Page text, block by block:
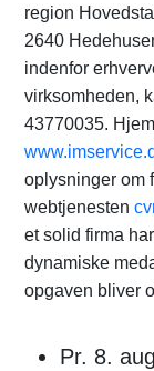
region
2640
indenfor
virksomheden,
43770035.
oplysninger om
webtjenesten
et solid firma
dynamiske
opgaven bliver
Pr. 8.